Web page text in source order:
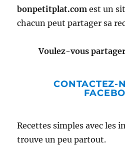
bonpetitplat.com est un
chacun peut partager sa
Voulez-vous
CONTACTEZ-
Recettes simples avec les
trouve un peu partout.